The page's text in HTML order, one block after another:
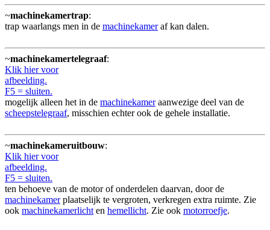
~machinekamertrap:
trap waarlangs men in de machinekameraf kan dalen.
~machinekamertelegraaf:
Klik hier voor
afbeelding.
F5 = sluiten.
mogelijk alleen het in de machinekameraanwezige deel van de
scheepstelegraaf, misschien echter ook de gehele installatie.
~machinekameruitbouw:
Klik hier voor
afbeelding.
F5 = sluiten.
ten behoeve van de motor of onderdelen daarvan, door de
machinekamerplaatselijk te vergroten, verkregen extra ruimte. Zie
ook machinekamerlicht en hemellicht. Zie ook motorroefje.